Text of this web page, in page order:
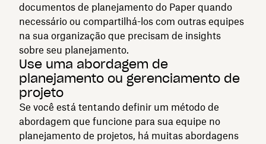
documentos de planejamento do Paper quando
necessário ou compartilhá-los com outras equipes
na sua organização que precisam de insights
sobre seu planejamento.
Use uma abordagem de
planejamento ou gerenciamento de
projeto
Se você está tentando definir um método de
abordagem que funcione para sua equipe no
planejamento de projetos, há muitas abordagens